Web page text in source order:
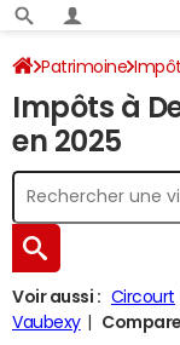
Patrimoine
Impôt sur le revenu
Impôts à
en 2025
Voir aussi : Circourt
Vaubexy